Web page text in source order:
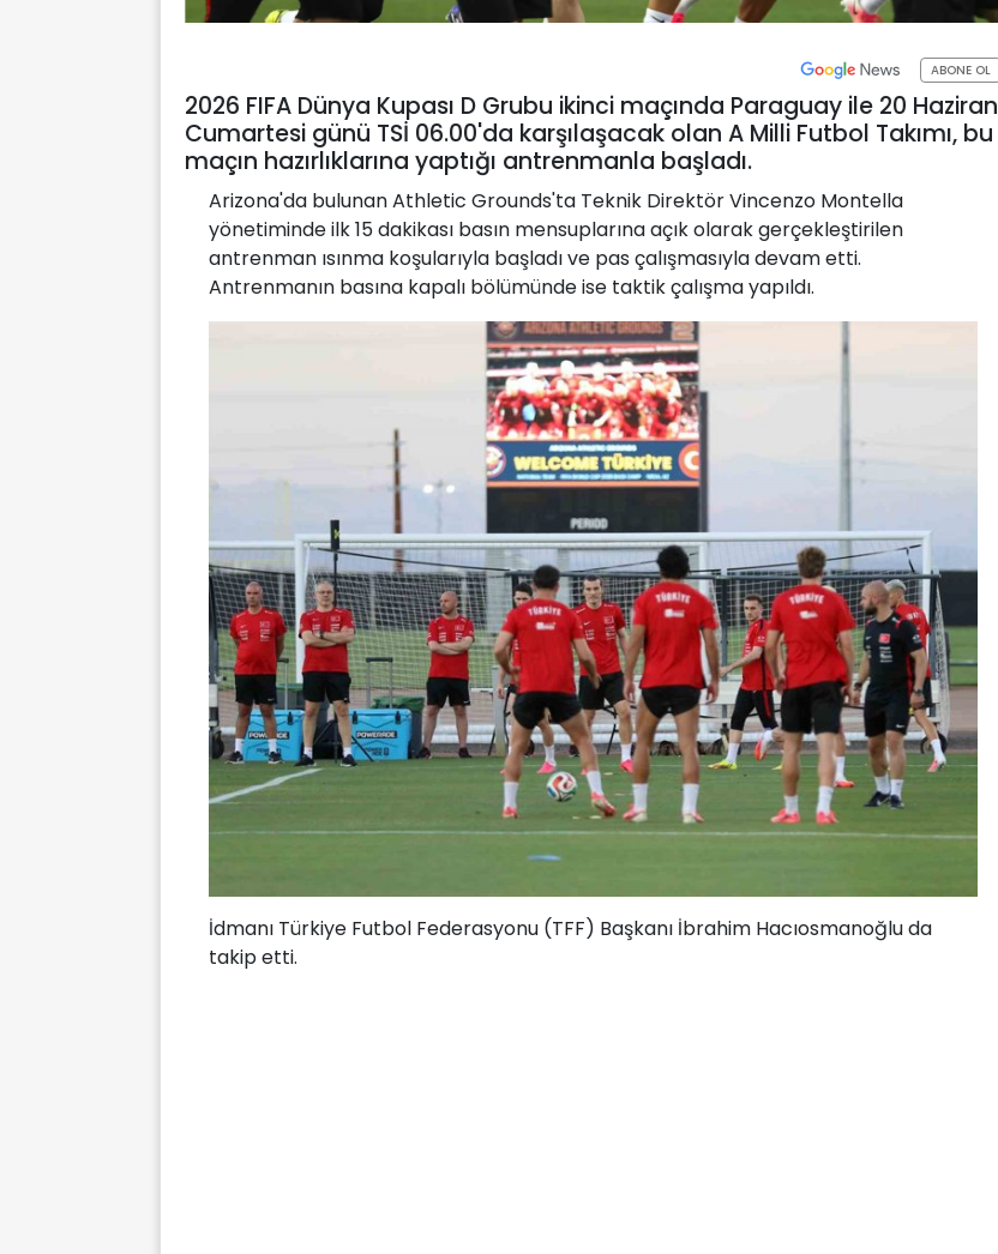
ABONE OL
2026 FIFA Dünya Kupası D Grubu ikinci maçında Paraguay ile 20 Haziran
Cumartesi günü TSİ 06.00'da karşılaşacak olan A Milli Futbol Takımı, bu
maçın hazırlıklarına yaptığı antrenmanla başladı.
Arizona'da bulunan Athletic Grounds'ta Teknik Direktör Vincenzo Montella
yönetiminde ilk 15 dakikası basın mensuplarına açık olarak gerçekleştirilen
antrenman ısınma koşularıyla başladı ve pas çalışmasıyla devam etti.
Antrenmanın basına kapalı bölümünde ise taktik çalışma yapıldı.
İdmanı Türkiye Futbol Federasyonu (TFF) Başkanı İbrahim Hacıosmanoğlu da
takip etti.